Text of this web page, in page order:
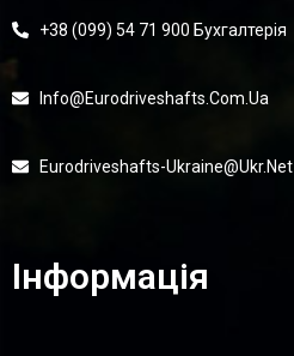
+38 (099) 54 71 900 Бухгалтерія
Info@eurodriveshafts.com.ua
Eurodriveshafts-Ukraine@ukr.net
Інформація